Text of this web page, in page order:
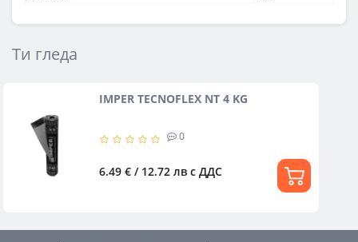
Ти гледа
IMPER TECNOFLEX NT 4 KG
0
6.49 € / 12.72 лв с ДДС